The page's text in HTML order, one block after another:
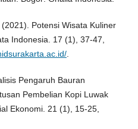
Potensi Wisata Kuliner
Indonesia. 17 (1), 37-47,
.
Pengaruh Bauran
Pembelian Kopi Luwak
Ekonomi. 21 (1), 15-25,